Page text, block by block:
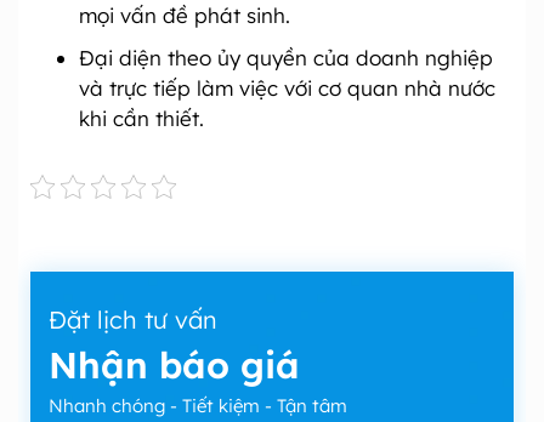
mọi vấn đề phát sinh.
Đại diện theo ủy quyền của doanh nghiệp
và trực tiếp làm việc với cơ quan nhà nước
khi cần thiết.
Đặt lịch tư vấn
Nhận báo giá
Nhanh chóng - Tiết kiệm - Tận tâm